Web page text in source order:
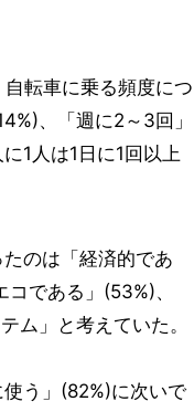
転車に乗る頻度につ
、「週に2～3回」
1人は1日に1回以上
のは「経済的であ
である」(53%)、
ム」と考えていた。
う」(82%)に次いで